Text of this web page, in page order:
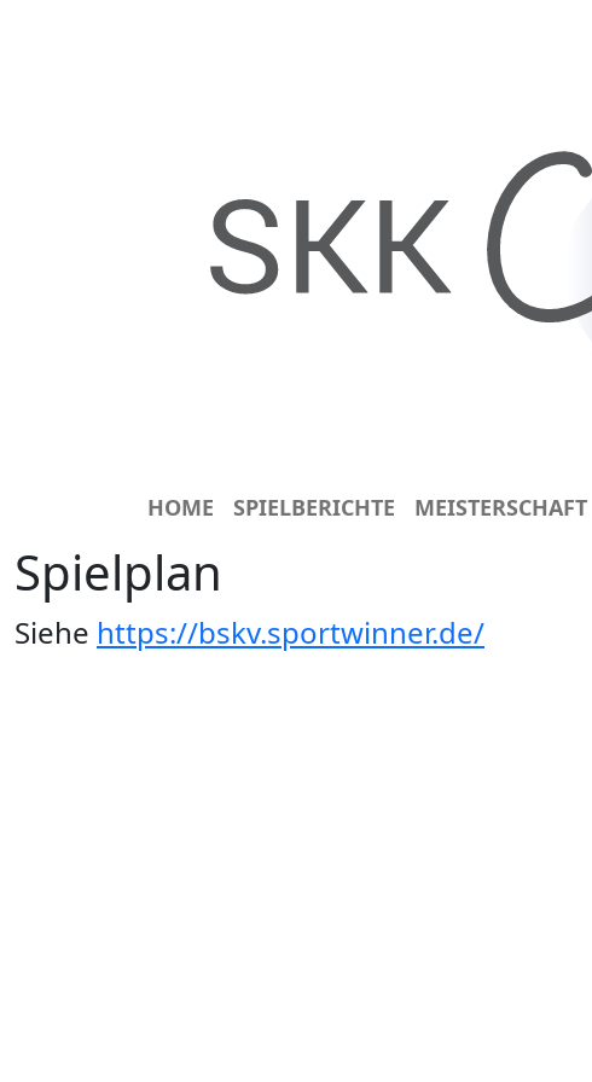
HOME SPIELBERICHTE MEISTERSCHAFT
Spielplan
Siehe https://bskv.sportwinner.de/